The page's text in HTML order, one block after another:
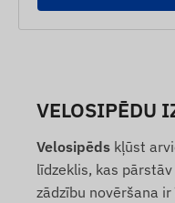
VELOSIPĒDU
Velosipēds kļūst
līdzeklis, kas
zādzību novēršana